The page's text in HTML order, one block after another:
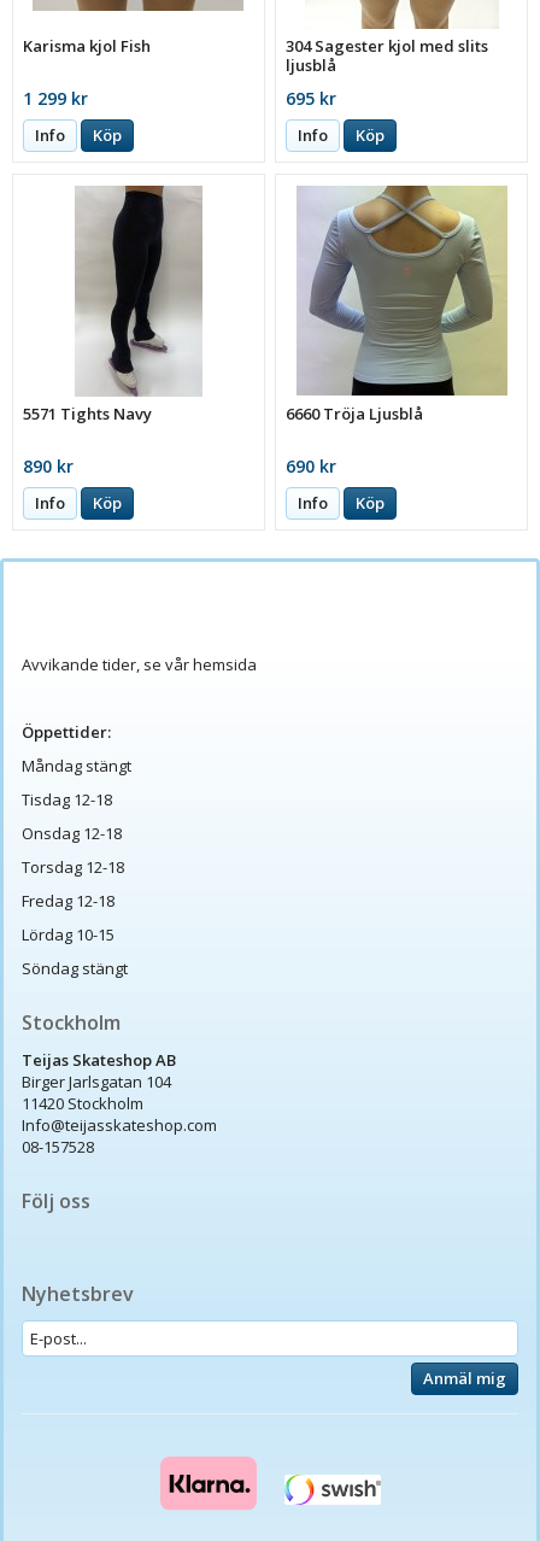
Karisma kjol Fish
1 299 kr
Info Köp
304 Sagester kjol med slits
ljusblå
695 kr
Info Köp
5571 Tights Navy
890 kr
Info Köp
6660 Tröja Ljusblå
690 kr
Info Köp
Avvikande tider, se vår hemsida
Öppettider:
Måndag stängt
Tisdag 12-18
Onsdag 12-18
Torsdag 12-18
Fredag 12-18
Lördag 10-15
Söndag stängt
Stockholm
Teijas Skateshop AB
Birger Jarlsgatan 104
11420 Stockholm
Info@teijasskateshop.com
08-157528
Följ oss
Nyhetsbrev
Anmäl mig